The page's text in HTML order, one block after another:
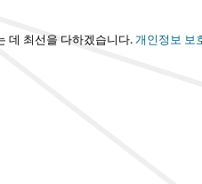
데 최선을 다하겠습니다. 개인정보 보